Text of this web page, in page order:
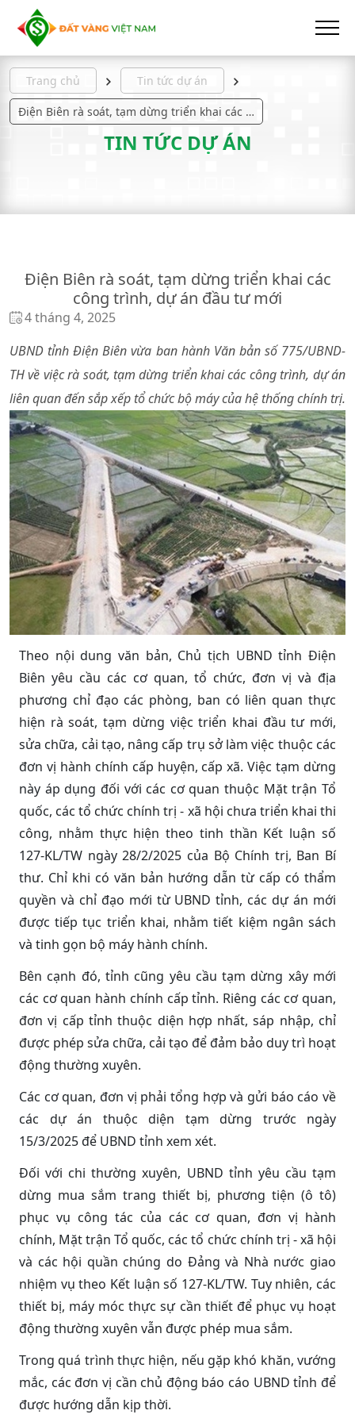
TIN TỨC DỰ ÁN
Trang chủ Tin tức dự án
Điện Biên rà soát, tạm dừng triển khai các công trình, dự án đầu tư mới
Điện Biên rà soát, tạm dừng triển khai các
công trình, dự án đầu tư mới
4 tháng 4, 2025
UBND tỉnh Điện Biên vừa ban hành Văn bản số 775/UBND-
TH về việc rà soát, tạm dừng triển khai các công trình, dự án
liên quan đến sắp xếp tổ chức bộ máy của hệ thống chính trị.
Theo nội dung văn bản, Chủ tịch UBND tỉnh Điện
Biên yêu cầu các cơ quan, tổ chức, đơn vị và địa
phương chỉ đạo các phòng, ban có liên quan thực
hiện rà soát, tạm dừng việc triển khai đầu tư mới,
sửa chữa, cải tạo, nâng cấp trụ sở làm việc thuộc các
đơn vị hành chính cấp huyện, cấp xã. Việc tạm dừng
này áp dụng đối với các cơ quan thuộc Mặt trận Tổ
quốc, các tổ chức chính trị - xã hội chưa triển khai thi
công, nhằm thực hiện theo tinh thần Kết luận số
127-KL/TW ngày 28/2/2025 của Bộ Chính trị, Ban Bí
thư. Chỉ khi có văn bản hướng dẫn từ cấp có thẩm
quyền và chỉ đạo mới từ UBND tỉnh, các dự án mới
được tiếp tục triển khai, nhằm tiết kiệm ngân sách
và tinh gọn bộ máy hành chính.
Bên cạnh đó, tỉnh cũng yêu cầu tạm dừng xây mới
các cơ quan hành chính cấp tỉnh. Riêng các cơ quan,
đơn vị cấp tỉnh thuộc diện hợp nhất, sáp nhập, chỉ
được phép sửa chữa, cải tạo để đảm bảo duy trì hoạt
động thường xuyên.
Các cơ quan, đơn vị phải tổng hợp và gửi báo cáo về
các dự án thuộc diện tạm dừng trước ngày
15/3/2025 để UBND tỉnh xem xét.
Đối với chi thường xuyên, UBND tỉnh yêu cầu tạm
dừng mua sắm trang thiết bị, phương tiện (ô tô)
phục vụ công tác của các cơ quan, đơn vị hành
chính, Mặt trận Tổ quốc, các tổ chức chính trị - xã hội
và các hội quần chúng do Đảng và Nhà nước giao
nhiệm vụ theo Kết luận số 127-KL/TW. Tuy nhiên, các
thiết bị, máy móc thực sự cần thiết để phục vụ hoạt
động thường xuyên vẫn được phép mua sắm.
Trong quá trình thực hiện, nếu gặp khó khăn, vướng
mắc, các đơn vị cần chủ động báo cáo UBND tỉnh để
được hướng dẫn kịp thời.